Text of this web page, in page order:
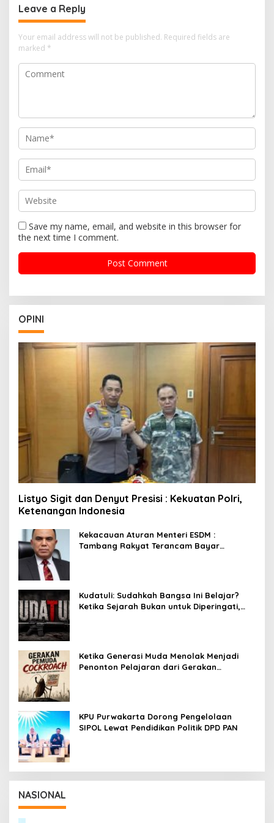
Leave a Reply
Your email address will not be published. Required fields are
marked *
Save my name, email, and website in this browser for
the next time I comment.
OPINI
Listyo Sigit dan Denyut Presisi : Kekuatan Polri,
Ketenangan Indonesia
Kekacauan Aturan Menteri ESDM :
Tambang Rakyat Terancam Bayar
Kudatuli: Sudahkah Bangsa Ini Belajar?
Ketika Sejarah Bukan untuk Diperingati,
Ketika Generasi Muda Menolak Menjadi
Penonton Pelajaran dari Gerakan
KPU Purwakarta Dorong Pengelolaan
SIPOL Lewat Pendidikan Politik DPD PAN
NASIONAL